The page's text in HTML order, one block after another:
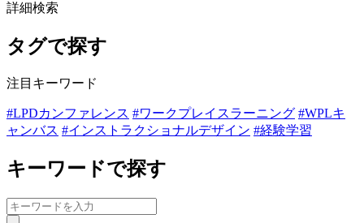
詳細検索
タグで探す
注目キーワード
#LPDカンファレンス #ワークプレイスラーニング #WPLキ
ャンバス #インストラクショナルデザイン #経験学習
キーワードで探す